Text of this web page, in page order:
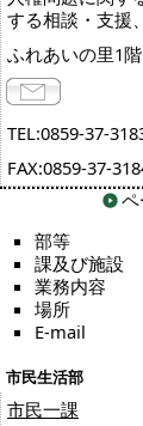
する相談・支援
ふれあいの里1階
TEL:0859-37-
FAX:0859-37-
部等
課及び施設
業務内容
場所
E-mail
市民生活部
市民一課